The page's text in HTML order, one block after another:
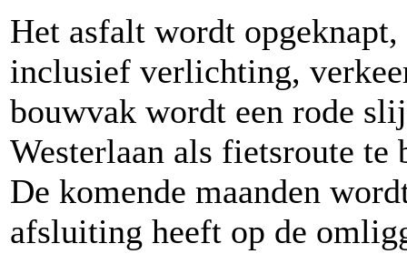
Het asfalt wordt
inclusief verlichting,
bouwvak wordt een rode
Westerlaan als fietsroute te
De komende maanden
afsluiting heeft op de